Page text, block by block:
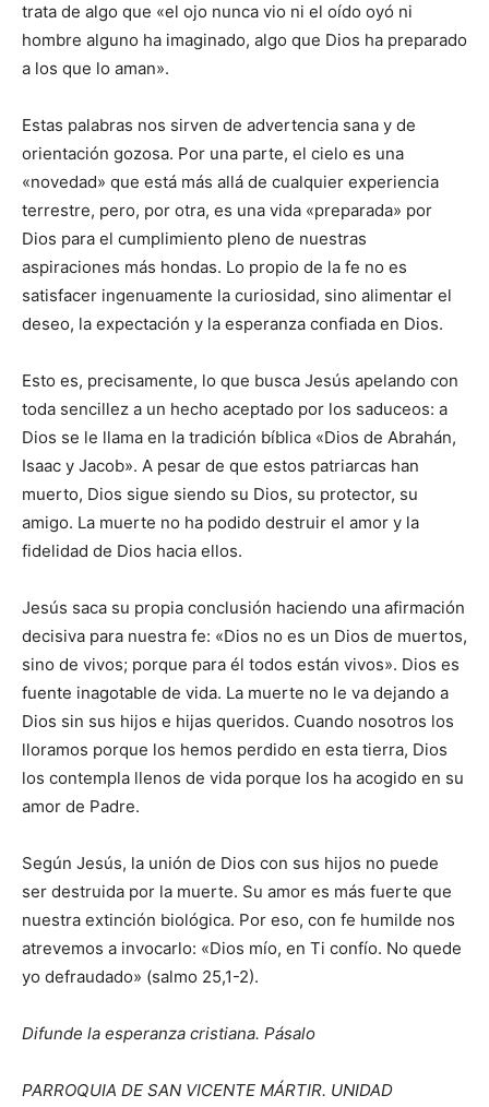
trata de algo que «el ojo nunca vio ni el oído oyó ni
hombre alguno ha imaginado, algo que Dios ha preparado
a los que lo aman».
Estas palabras nos sirven de advertencia sana y de
orientación gozosa. Por una parte, el cielo es una
«novedad» que está más allá de cualquier experiencia
terrestre, pero, por otra, es una vida «preparada» por
Dios para el cumplimiento pleno de nuestras
aspiraciones más hondas. Lo propio de la fe no es
satisfacer ingenuamente la curiosidad, sino alimentar el
deseo, la expectación y la esperanza confiada en Dios.
Esto es, precisamente, lo que busca Jesús apelando con
toda sencillez a un hecho aceptado por los saduceos: a
Dios se le llama en la tradición bíblica «Dios de Abrahán,
Isaac y Jacob». A pesar de que estos patriarcas han
muerto, Dios sigue siendo su Dios, su protector, su
amigo. La muerte no ha podido destruir el amor y la
fidelidad de Dios hacia ellos.
Jesús saca su propia conclusión haciendo una afirmación
decisiva para nuestra fe: «Dios no es un Dios de muertos,
sino de vivos; porque para él todos están vivos». Dios es
fuente inagotable de vida. La muerte no le va dejando a
Dios sin sus hijos e hijas queridos. Cuando nosotros los
lloramos porque los hemos perdido en esta tierra, Dios
los contempla llenos de vida porque los ha acogido en su
amor de Padre.
Según Jesús, la unión de Dios con sus hijos no puede
ser destruida por la muerte. Su amor es más fuerte que
nuestra extinción biológica. Por eso, con fe humilde nos
atrevemos a invocarlo: «Dios mío, en Ti confío. No quede
yo defraudado» (salmo 25,1-2).
Difunde la esperanza cristiana. Pásalo
PARROQUIA DE SAN VICENTE MÁRTIR. UNIDAD